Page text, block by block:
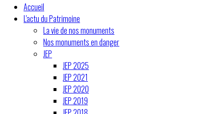
Accueil
L'actu du Patrimoine
La vie de nos monuments
Nos monuments en danger
JEP
JEP 2025
JEP 2021
JEP 2020
JEP 2019